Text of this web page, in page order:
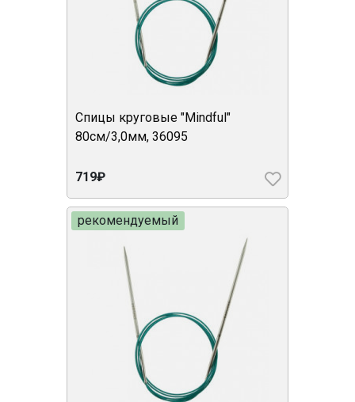
Спицы круговые "Mindful"
80см/3,0мм, 36095
719₽
рекомендуемый